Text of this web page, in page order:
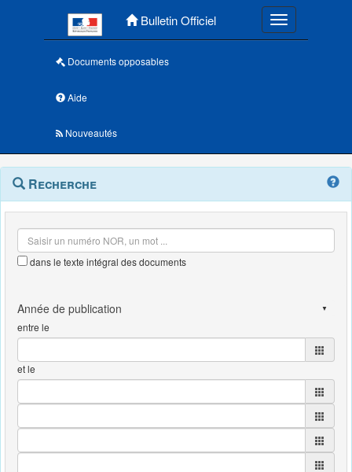
Bulletin Officiel Toggle
Documents opposables
Aide
Nouveautés
Navigation
outils
Menu
contextuel
Recherche
dans le texte intégral des documents
entre le
et le